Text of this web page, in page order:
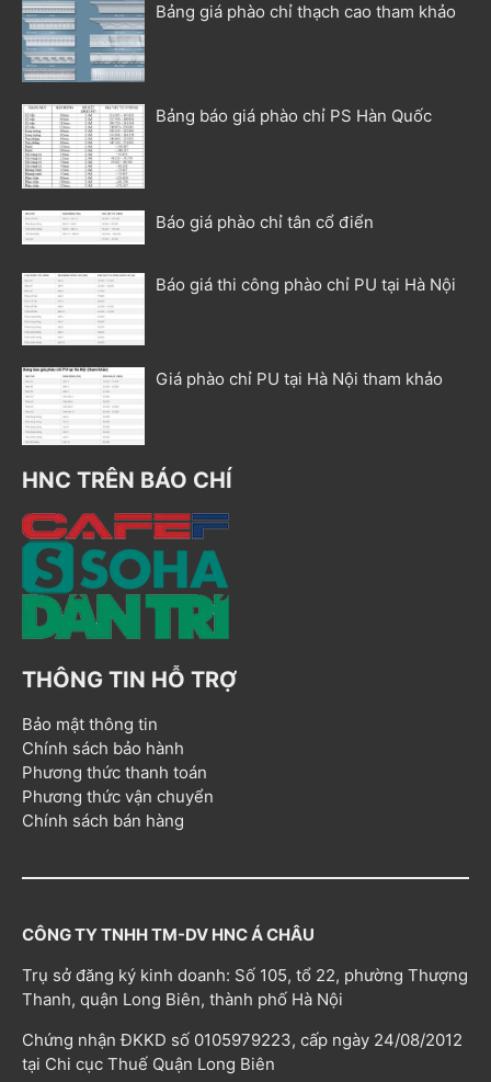
Bảng giá phào chỉ thạch cao tham khảo
Bảng báo giá phào chỉ PS Hàn Quốc
Báo giá phào chỉ tân cổ điển
Báo giá thi công phào chỉ PU tại Hà Nội
Giá phào chỉ PU tại Hà Nội tham khảo
HNC TRÊN BÁO CHÍ
THÔNG TIN HỖ TRỢ
Bảo mật thông tin
Chính sách bảo hành
Phương thức thanh toán
Phương thức vận chuyển
Chính sách bán hàng
CÔNG TY TNHH TM-DV HNC Á CHÂU
Trụ sở đăng ký kinh doanh: Số 105, tổ 22, phường Thượng
Thanh, quận Long Biên, thành phố Hà Nội
Chứng nhận ĐKKD số 0105979223, cấp ngày 24/08/2012
tại Chi cục Thuế Quận Long Biên